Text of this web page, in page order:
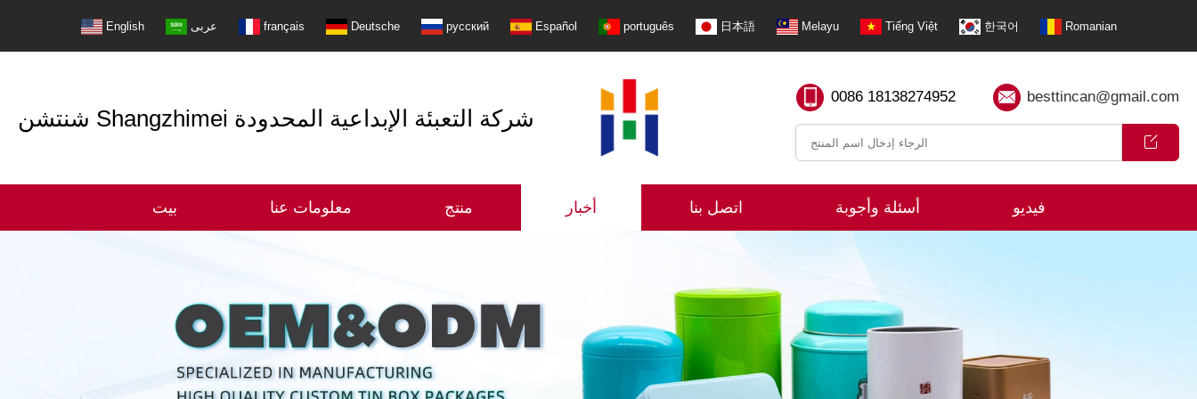
English عربى français Deutsche русский Español português 日本語 Melayu Tiếng Việt 한국어 Romanian
شنتشن Shangzhimei شركة التعبئة الإبداعية المحدودة
0086 18138274952 besttincan@gmail.com
بيت معلومات عنا منتج أخبار اتصل بنا أسئلة وأجوبة فيديو